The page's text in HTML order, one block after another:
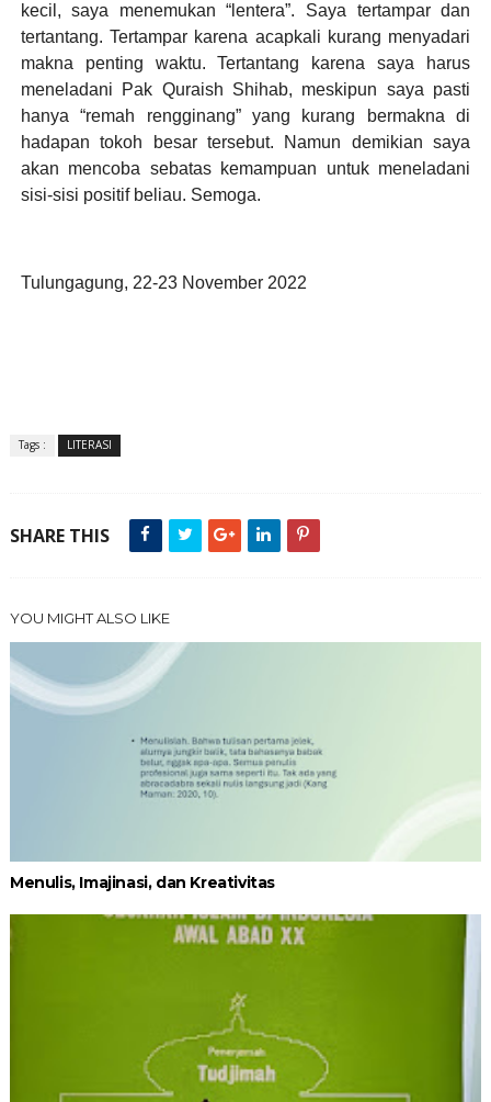
kecil, saya menemukan “lentera”. Saya tertampar dan
tertantang. Tertampar karena acapkali kurang menyadari
makna penting waktu. Tertantang karena saya harus
meneladani Pak Quraish Shihab, meskipun saya pasti
hanya “remah rengginang” yang kurang bermakna di
hadapan tokoh besar tersebut. Namun demikian saya
akan mencoba sebatas kemampuan untuk meneladani
sisi-sisi positif beliau. Semoga.
Tulungagung, 22-23 November 2022
Tags : LITERASI
SHARE THIS
YOU MIGHT ALSO LIKE
Menulis, Imajinasi, dan Kreativitas